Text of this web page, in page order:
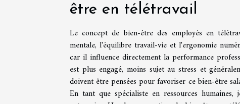
être en télétravail
Le concept de bien-être des employés en
mentale, l'équilibre travail-vie et l'ergonomie
car il influence directement la performance
est plus engagé, moins sujet au stress et
doivent être pensées pour favoriser ce bien-être
En tant que spécialiste en ressources